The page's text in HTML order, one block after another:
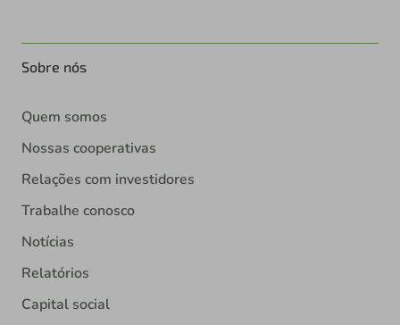
Sobre nós
Quem somos
Nossas cooperativas
Relações com investidores
Trabalhe conosco
Notícias
Relatórios
Capital social